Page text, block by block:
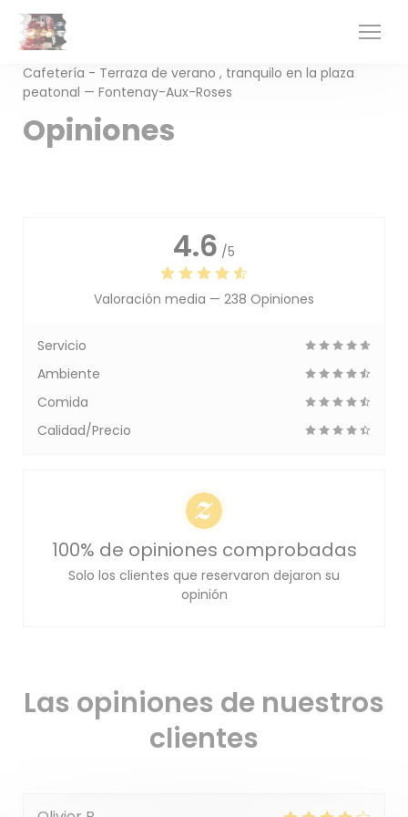
Personalización de sus opciones de cookies
Cafetería - Terraza de verano , tranquilo en la plaza
peatonal — Fontenay-Aux-Roses
Opiniones
Las opiniones de nuestros
clientes
4.6 /5
Valoración media — 238 Opiniones
Servicio
Ambiente
Comida
Calidad/Precio
100% de opiniones comprobadas
Solo los clientes que reservaron dejaron su
opinión